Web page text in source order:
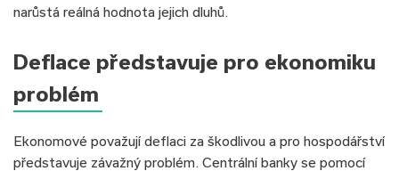
narůstá reálná hodnota jejich dluhů.
Deflace představuje pro ekonomiku
problém
Ekonomové považují deflaci za škodlivou a pro hospodářství
představuje závažný problém. Centrální banky se pomocí